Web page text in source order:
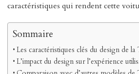
caractéristiques qui rendent cette
Sommaire
Les caractéristiques clés du design de la
L’impact du design sur l’expérience